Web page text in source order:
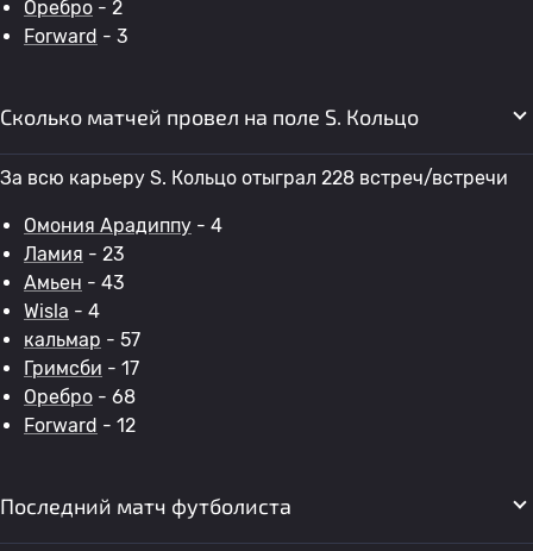
Оребро - 2
Forward - 3
Сколько матчей провел на поле S. Кольцо
За всю карьеру S. Кольцо отыграл 228 встреч/встречи
Омония Арадиппу - 4
Ламия - 23
Амьен - 43
Wisla - 4
кальмар - 57
Гримсби - 17
Оребро - 68
Forward - 12
Последний матч футболиста